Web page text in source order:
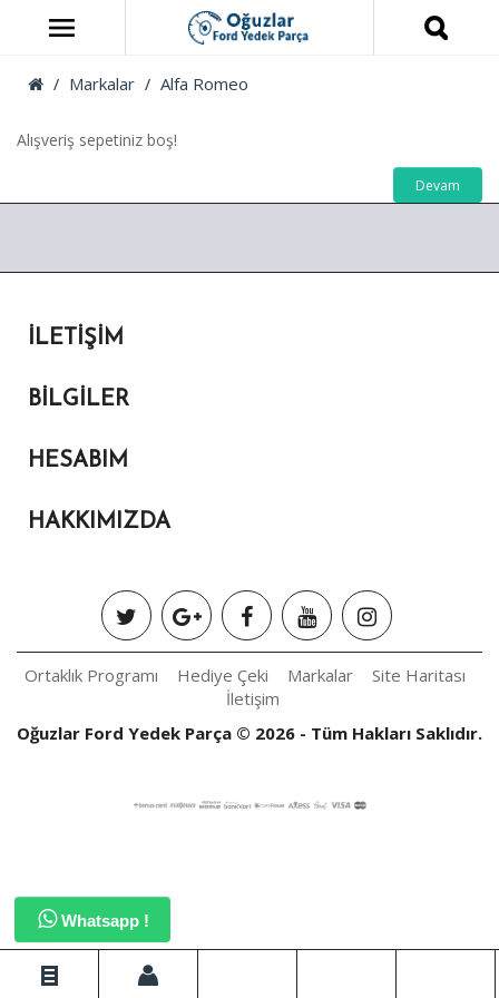
Markalar Alfa Romeo
Alışveriş sepetiniz boş!
Devam
Whatsapp !
İLETIŞIM
BILGILER
HESABIM
HAKKIMIZDA
Ortaklık Programı Hediye Çeki Markalar
Site Haritası
İletişim
Oğuzlar Ford Yedek Parça © 2026 - Tüm Hakları Saklıdır.